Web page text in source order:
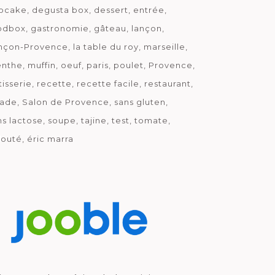
degusta box dessert
entrée
gastronomie gâteau
lançon
Provence
la table du roy
marseille
muffin oeuf paris poulet
Provence
recette recette facile
restaurant
Salon de Provence
sans gluten
lactose
soupe tajine test
tomate
éric marra